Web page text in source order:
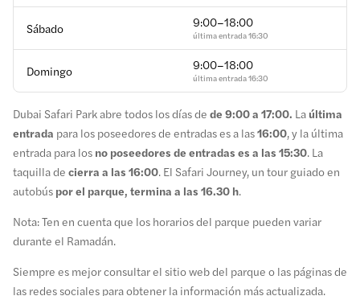
Sábado 9:00–18:00
última entrada16:30
Domingo 9:00–18:00
última entrada16:30
Dubai Safari Park abre todos los días de de 9:00 a 17:00. La última
entrada para los poseedores de entradas es a las16:00, y la última
entrada para los no poseedores de entradas es a las 15:30. La
taquilla de cierra a las 16:00. El Safari Journey, un tour guiado en
autobús por el parque, termina a las 16.30 h.
Nota: Ten en cuenta que los horarios del parque pueden variar
durante el Ramadán.
Siempre es mejor consultar el sitio web del parque o las páginas de
las redes sociales para obtener la información más actualizada.